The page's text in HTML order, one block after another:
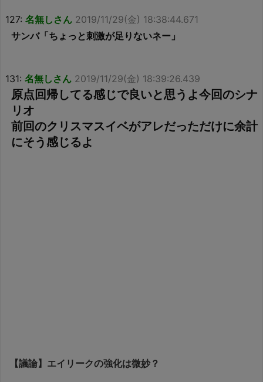
127: 名無しさん 2019/11/29(金) 18:38:44.671
サンバ「ちょっと刺激が足りないネー」
131: 名無しさん 2019/11/29(金) 18:39:26.439
原点回帰してる感じで良いと思うよ今回のシナ
リオ
前回のクリスマスイベがアレだっただけに余計
にそう感じるよ
【議論】エイリークの強化は微妙？